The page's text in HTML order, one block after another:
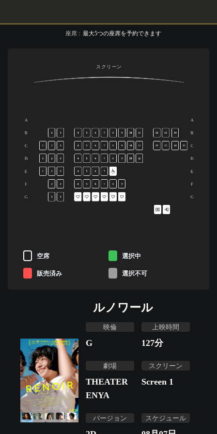
座席 : 最大5つの座席を予約できます
スクリーン
A
B
C
D
E
F
G
A
B
C
D
E
F
G
2 3 4 5 6 7 8 9 10 11 12 13 14
1 2 3 4 5 6 7 8 9 10 11 12 13 14 15
1 2 3 4 5 6 7 8 9 10 11
1 2 3 4 5 6 7
2 3 4 5 6 7 8 9
2 3
空席 選択中
販売済み 選択不可
ルノワール
映倫
G
上映時間
127分
劇場
THEATER
ENYA
スクリーン
Screen 1
バージョン スケジュール